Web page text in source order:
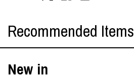
Recommended Items
New in